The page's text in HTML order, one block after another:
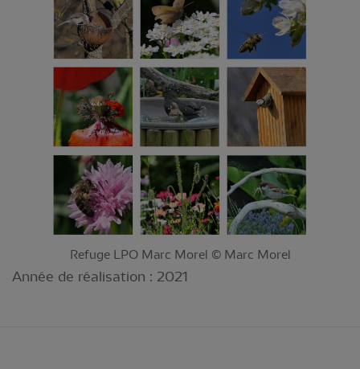
Refuge LPO Marc Morel © Marc Morel
Année de réalisation : 2021